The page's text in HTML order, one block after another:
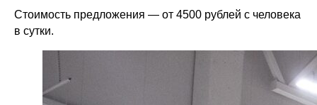
Стоимость предложения — от 4500 рублей с человека
в сутки.